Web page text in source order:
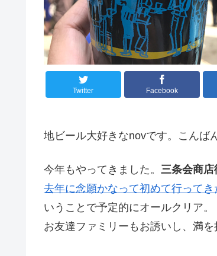
Twitter Facebook
地ビール大好きなnovです。こんば
今年もやってきました。 三条会商
去年に念願かなって初めて行ってき
いうことで予定的にオールクリア。
お友達ファミリーもお誘いし、満を